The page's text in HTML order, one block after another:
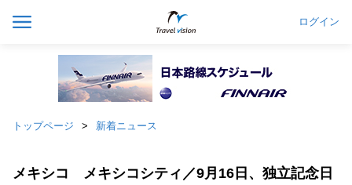
ログイン
トップページ 新着ニュース
メキシコ メキシコシティ／9月16日、独立記念日